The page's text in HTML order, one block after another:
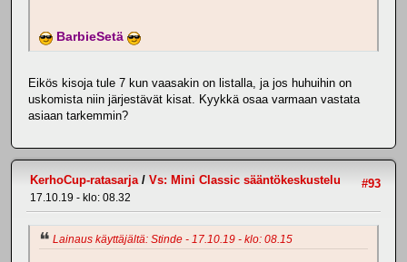
BarbieSetä
Eikös kisoja tule 7 kun vaasakin on listalla, ja jos huhuihin on
uskomista niin järjestävät kisat. Kyykkä osaa varmaan vastata
asiaan tarkemmin?
#93
KerhoCup-ratasarja/ Vs: Mini Classic sääntökeskustelu
17.10.19 - klo: 08.32
Lainaus käyttäjältä: Stinde - 17.10.19 - klo: 08.15